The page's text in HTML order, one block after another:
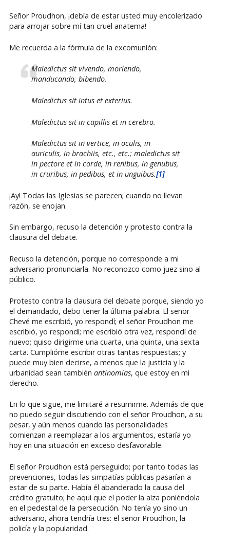
Señor Proudhon, ¡debía de estar usted muy encolerizado
para arrojar sobre mí tan cruel anatema!
Me recuerda a la fórmula de la excomunión:
Maledictus sit vivendo, moriendo,
manducando, bibendo.
Maledictus sit intus et exterius.
Maledictus sit in capillis et in cerebro.
Maledictus sit in vertice, in oculis, in
auriculis, in brachiis, etc., etc.; maledictus sit
in pectore et in corde, in renibus, in genubus,
in cruribus, in pedibus, et in unguibus.[1]
¡Ay! Todas las Iglesias se parecen; cuando no llevan
razón, se enojan.
Sin embargo, recuso la detención y protesto contra la
clausura del debate.
Recuso la detención, porque no corresponde a mi
adversario pronunciarla. No reconozco como juez sino al
público.
Protesto contra la clausura del debate porque, siendo yo
el demandado, debo tener la última palabra. El señor
Chevé me escribió, yo respondí; el señor Proudhon me
escribió, yo respondí; me escribió otra vez, respondí de
nuevo; quiso dirigirme una cuarta, una quinta, una sexta
carta. Cumplióme escribir otras tantas respuestas; y
puede muy bien decirse, a menos que la justicia y la
urbanidad sean también antinomias, que estoy en mi
derecho.
En lo que sigue, me limitaré a resumirme. Además de que
no puedo seguir discutiendo con el señor Proudhon, a su
pesar, y aún menos cuando las personalidades
comienzan a reemplazar a los argumentos, estaría yo
hoy en una situación en exceso desfavorable.
El señor Proudhon está perseguido; por tanto todas las
prevenciones, todas las simpatías públicas pasarían a
estar de su parte. Había él abanderado la causa del
crédito gratuito; he aquí que el poder la alza poniéndola
en el pedestal de la persecución. No tenía yo sino un
adversario, ahora tendría tres: el señor Proudhon, la
policía y la popularidad.